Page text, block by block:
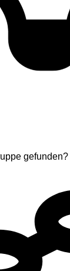
gefunden?